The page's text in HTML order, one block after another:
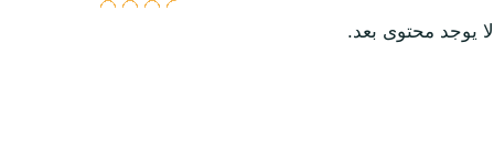
لا يوجد محتوى بعد.